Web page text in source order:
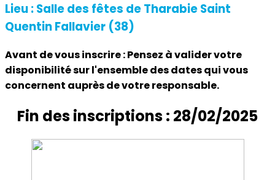
Lieu : Salle des fêtes de Tharabie Saint
Quentin Fallavier (38)
Avant de vous inscrire : Pensez à valider votre
disponibilité sur l'ensemble des dates qui vous
concernent auprès de votre responsable.
Fin des inscriptions : 28/02/2025